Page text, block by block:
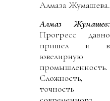
Алмаза Жумашева.
Алмаз Жумашев:
Прогресс давно
пришел и в
ювелирную
промышленность.
Сложность,
точность